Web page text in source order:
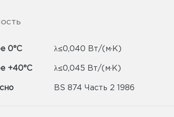
0°C λ≤0,040 Вт/(м·K)
+40°C λ≤0,045 Вт/(м·K)
BS 874 Часть 2 1986